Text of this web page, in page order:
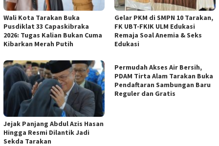
Wali Kota Tarakan Buka
Pusdiklat 33 Capaskibraka
2026: Tugas Kalian Bukan Cuma
Kibarkan Merah Putih
Gelar PKM di SMPN 10 Tarakan,
FK UBT-FKIK ULM Edukasi
Remaja Soal Anemia & Seks
Edukasi
Jejak Panjang Abdul Azis Hasan
Hingga Resmi Dilantik Jadi
Sekda Tarakan
Permudah Akses Air Bersih,
PDAM Tirta Alam Tarakan Buka
Pendaftaran Sambungan Baru
Reguler dan Gratis